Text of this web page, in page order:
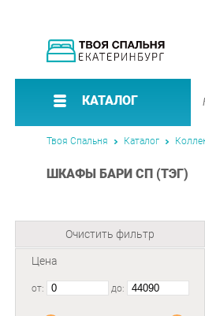
КАТАЛОГ
Твоя Спальня Каталог
ШКАФЫ БАРИ СП (ТЭГ)
Очистить фильтр
Цена
от: до: